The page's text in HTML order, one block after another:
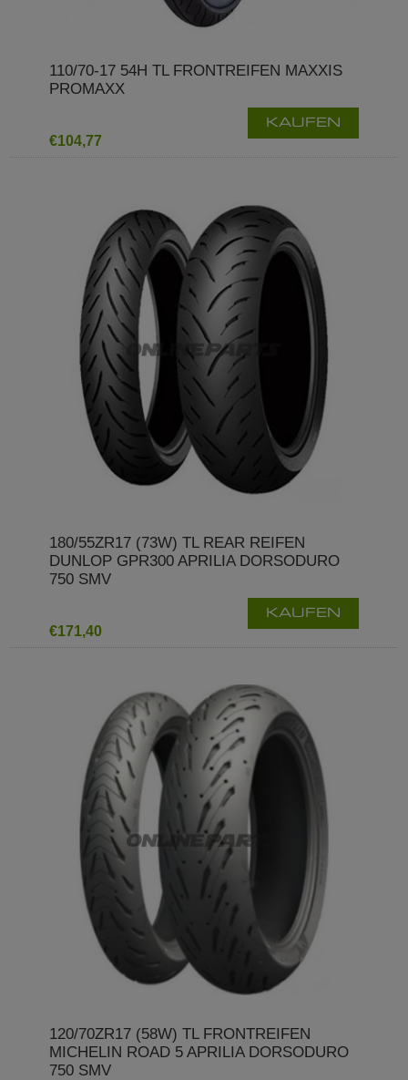
110/70-17 54H TL FRONTREIFEN MAXXIS
PROMAXX
€104,77
KAUFEN
180/55ZR17 (73W) TL REAR REIFEN
DUNLOP GPR300 APRILIA DORSODURO
750 SMV
€171,40
KAUFEN
120/70ZR17 (58W) TL FRONTREIFEN
MICHELIN ROAD 5 APRILIA DORSODURO
750 SMV